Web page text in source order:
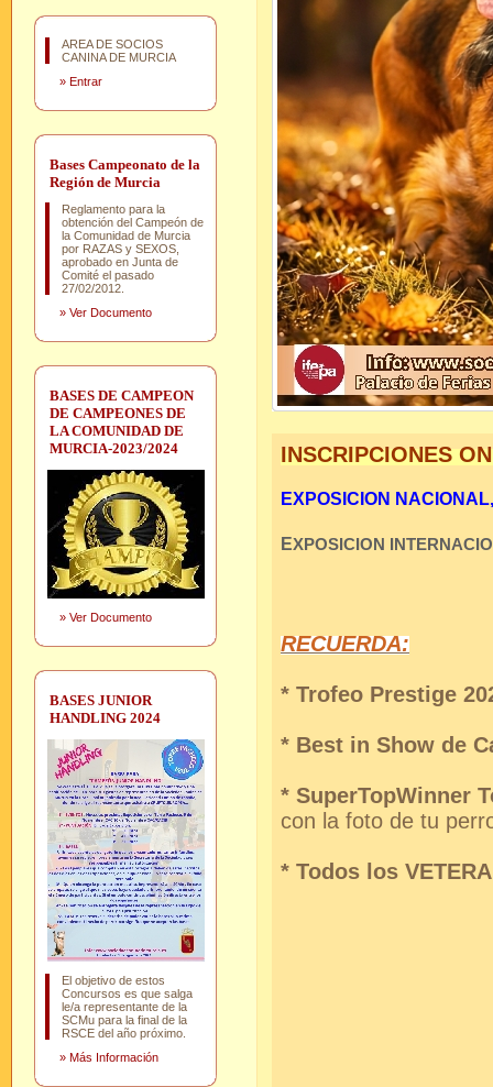
AREA DE SOCIOS
CANINA DE MURCIA
» Entrar
Bases Campeonato de la
Región de Murcia
Reglamento para la
obtención del Campeón de
la Comunidad de Murcia
por RAZAS y SEXOS,
aprobado en Junta de
Comité el pasado
27/02/2012.
» Ver Documento
BASES DE CAMPEON
DE CAMPEONES DE
LA COMUNIDAD DE
MURCIA-2023/2024
» Ver Documento
BASES JUNIOR
HANDLING 2024
El objetivo de estos
Concursos es que salga
le/a representante de la
SCMu para la final de la
RSCE del año próximo.
» Más Información
INSCRIPCIONES
EXPOSICION
EXPOSICION
RECUERDA:
* Trofeo Prestige
* Best in Show de
* SuperTopWinner
con la foto de tu
* Todos los